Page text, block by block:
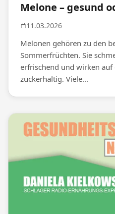
Melone – gesund
11.03.2026
Melonen gehören zu den
Sommerfrüchten. Sie
erfrischend und wirken auf
zuckerhaltig. Viele...